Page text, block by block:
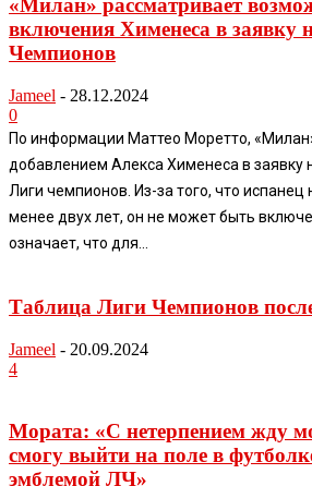
«Милан» рассматривает
включения Хименеса в заявку
Чемпионов
Jameel - 28.12.2024
0
По информации Маттео Моретто,
добавлением Алекса Хименеса в
Лиги чемпионов. Из-за того, что испанец
менее двух лет, он не может быть
означает, что для...
Таблица Лиги Чемпионов
Jameel - 20.09.2024
4
Мората: «С нетерпением жду
смогу выйти на поле в
эмблемой ЛЧ»